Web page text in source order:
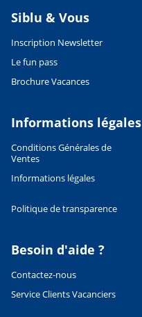
Siblu & Vous
Inscription Newsletter
Le fun pass
Brochure Vacances
Informations légales
Conditions Générales de
Ventes
Informations légales
Politique de transparence
Besoin d'aide ?
Contactez-nous
Service Clients Vacanciers